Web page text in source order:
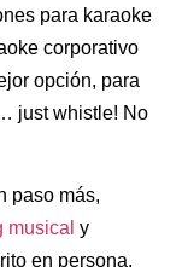
para karaoke
corporativo
opción, para
just whistle! No
paso más,
musical y
en persona.